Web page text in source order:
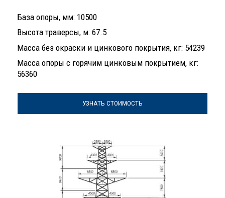
База опоры, мм: 10500
Высота траверсы, м: 67.5
Масса без окраски и цинкового покрытия, кг: 54239
Масса опоры с горячим цинковым покрытием, кг:
56360
УЗНАТЬ СТОИМОСТЬ